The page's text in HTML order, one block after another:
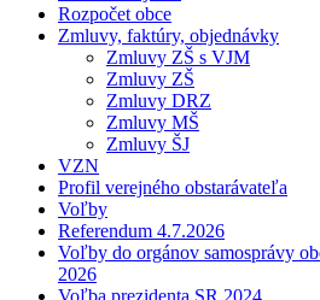
Rozpočet obce
Zmluvy, faktúry, objednávky
Zmluvy ZŠ s VJM
Zmluvy ZŠ
Zmluvy DRZ
Zmluvy MŠ
Zmluvy ŠJ
VZN
Profil verejného obstarávateľa
Voľby
Referendum 4.7.2026
Voľby do orgánov samosprávy
2026
Voľba prezidenta SR 2024